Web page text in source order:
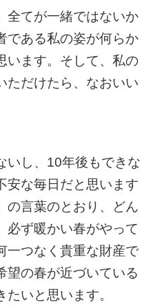
全てが一緒ではないか
である私の姿が何らか
います。そして、私の
ただけたら、なおいい
いし、10年後もできな
安な毎日だと思います
の言葉のとおり、どん
必ず暖かい春がやって
一つなく貴重な財産で
望の春が近づいている
いと思います。